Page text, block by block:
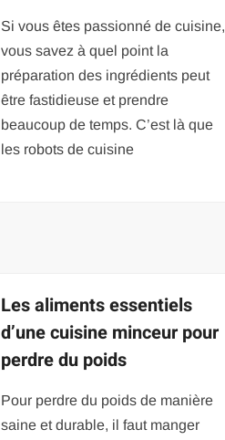
Si vous êtes passionné de cuisine,
vous savez à quel point la
préparation des ingrédients peut
être fastidieuse et prendre
beaucoup de temps. C’est là que
les robots de cuisine
Les aliments essentiels
d’une cuisine minceur pour
perdre du poids
Pour perdre du poids de manière
saine et durable, il faut manger